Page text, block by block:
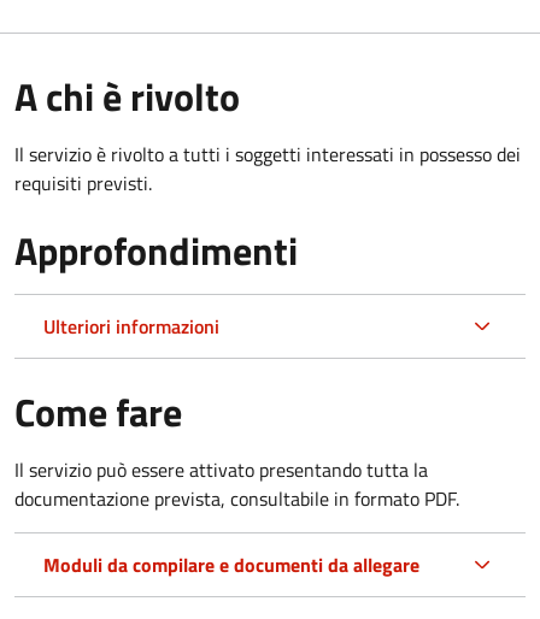
A chi è rivolto
Il servizio è rivolto a tutti i soggetti interessati in possesso dei
requisiti previsti.
Approfondimenti
Ulteriori informazioni
Come fare
Il servizio può essere attivato presentando tutta la
documentazione prevista, consultabile in formato PDF.
Moduli da compilare e documenti da allegare